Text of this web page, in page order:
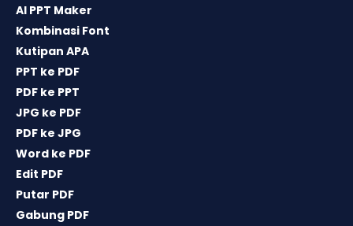
AI PPT Maker
Kombinasi Font
Kutipan APA
PPT ke PDF
PDF ke PPT
JPG ke PDF
PDF ke JPG
Word ke PDF
Edit PDF
Putar PDF
Gabung PDF